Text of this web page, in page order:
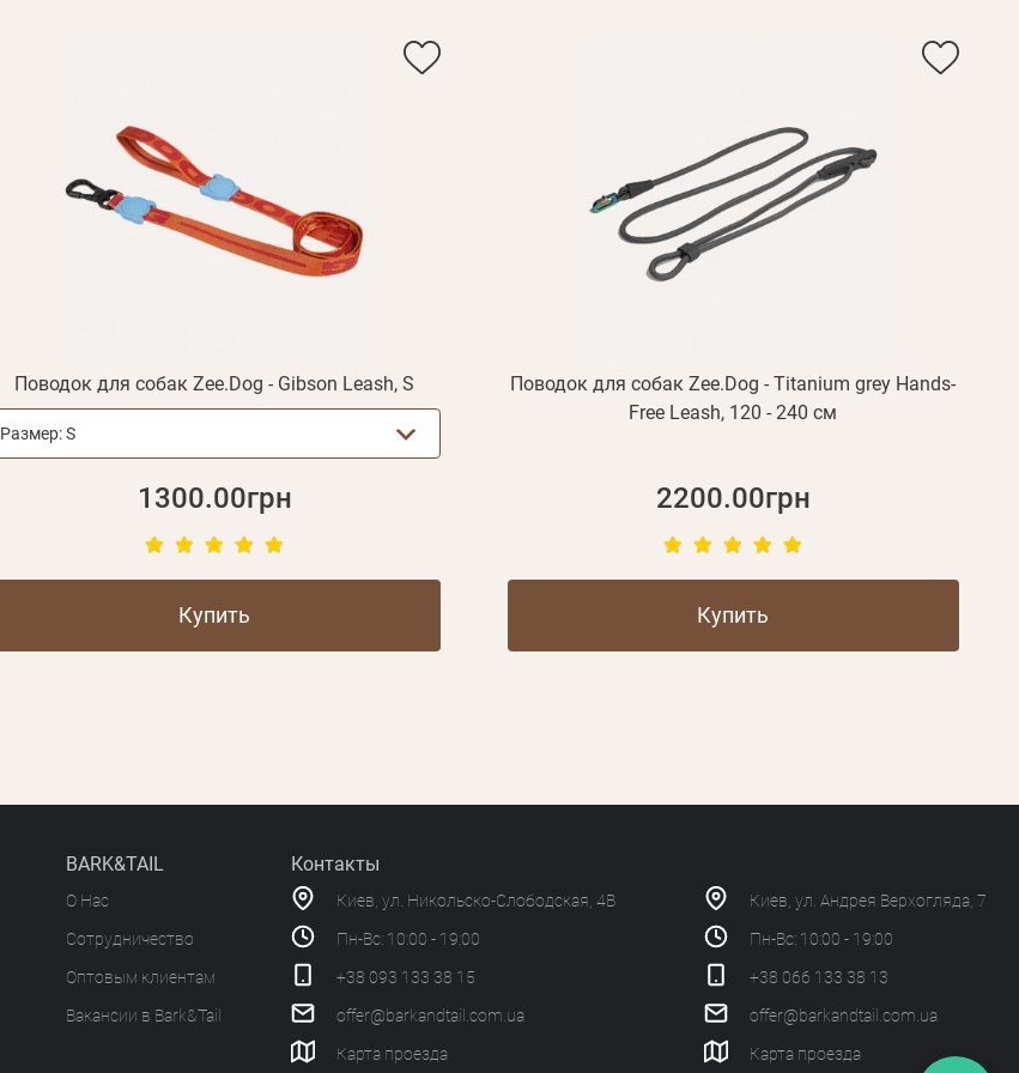
Поводок для собак Zee.Dog - Gibson Leash, S
Размер:S
1300.00грн
Купить
Поводок для собак Zee.Dog - Titanium grey Hands-
Free Leash, 120 - 240 см
2200.00грн
Купить
BARK&TAIL
О Нас
Сотрудничество
Оптовым клиентам
Вакансии в Bark&Tail
Контакты
Киев, ул. Никольско-Слободская, 4В
Пн-Вс: 10:00 - 19:00
+38 093 133 38 15
offer@barkandtail.com.ua
Карта проезда
Киев, ул. Андрея Верхогляда, 7
Пн-Вс: 10:00 - 19:00
+38 066 133 38 13
offer@barkandtail.com.ua
Карта проезда